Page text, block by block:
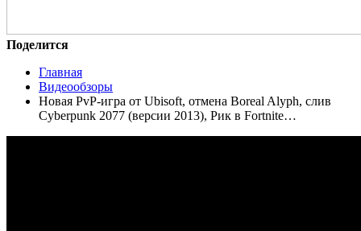
Поделится
Главная
Видеообзоры
Новая PvP-игра от Ubisoft, отмена Boreal Alyph, слив
Cyberpunk 2077 (версии 2013), Рик в Fortnite…